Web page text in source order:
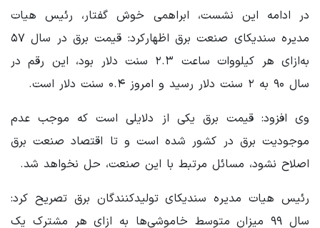
در ادامه این نشست، ابراهمی خوش گفتار، رئیس هیات
مدیره سندیکای صنعت برق اظهارکرد: قیمت برق در سال ۵۷
به‌ازای هر کیلووات ساعت ۲.۳ سنت دلار بود، این رقم در
سال ۹۰ به ۲ سنت دلار رسید و امروز ۰.۴ سنت دلار است.
وی افزود: قیمت برق یکی از دلایلی است که موجب عدم
موجودیت برق در کشور شده است و تا اقتصاد صنعت برق
اصلاح نشود، مسائل مرتبط با این صنعت، حل نخواهد شد.
رئیس هیات مدیره سندیکای تولیدکنندگان برق تصریح کرد:
سال ۹۹ میزان متوسط خاموشی‌ها به ازای هر مشترک یک